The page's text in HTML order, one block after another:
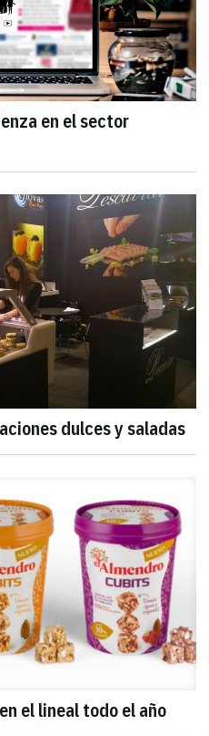
en el sector
dulces y saladas
el lineal todo el año